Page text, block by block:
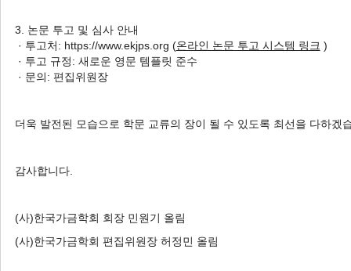
루엔자 발생 위험도 평가
Hyun Hee So , Yeonji Bae
, Inpil Mo
소현희, 배연지, 모인필
https://doi.org/10.5536/KJPS.2019.46.4.313
3. 논문 투고 및 심사 안내
· 투고처: https://www.ekjps.org (온라인 논문 투고 시스템 링크 )
· 투고 규정: 새로운 영문 템플릿 준수
· 문의: 편집위원장
더욱 발전된 모습으로 학문 교류의 장이 될 수 있도록 최선을 다하겠
감사합니다.
(사)한국가금학회 회장 민원기 올림
(사)한국가금학회 편집위원장 허정민 올림